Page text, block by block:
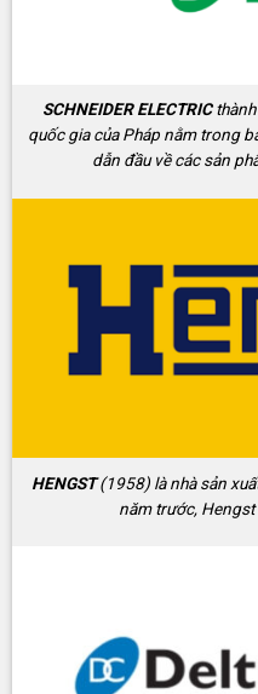
SCHNEIDER ELECTRICthành
quốc gia của Pháp nằm trong
dẫn đầu về các sản
HENGST(1958) là nhà sản
năm trước, Hengst